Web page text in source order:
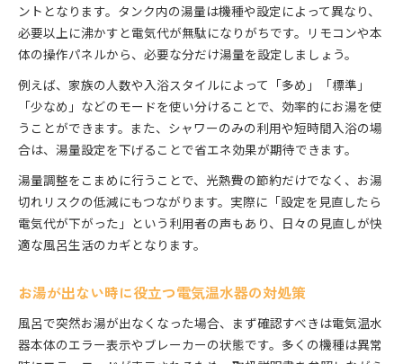
ントとなります。タンク内の湯量は機種や設定によって異なり、
必要以上に沸かすと電気代が無駄になりがちです。リモコンや本
体の操作パネルから、必要な分だけ湯量を設定しましょう。
例えば、家族の人数や入浴スタイルによって「多め」「標準」
「少なめ」などのモードを使い分けることで、効率的にお湯を使
うことができます。また、シャワーのみの利用や短時間入浴の場
合は、湯量設定を下げることで省エネ効果が期待できます。
湯量調整をこまめに行うことで、光熱費の節約だけでなく、お湯
切れリスクの低減にもつながります。実際に「設定を見直したら
電気代が下がった」という利用者の声もあり、日々の見直しが快
適な風呂生活のカギとなります。
お湯が出ない時に役立つ電気温水器の対処策
風呂で突然お湯が出なくなった場合、まず確認すべきは電気温水
器本体のエラー表示やブレーカーの状態です。多くの機種は異常